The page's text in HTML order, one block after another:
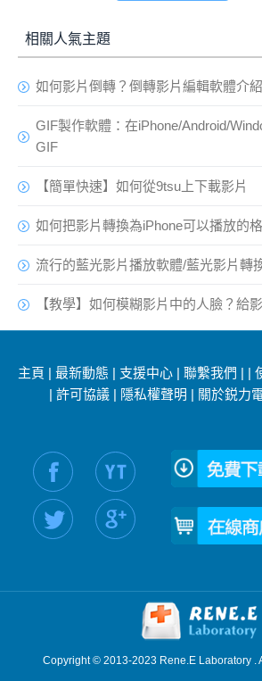
相關人氣主題
如何影片倒轉？倒轉影片編輯軟體介紹
GIF製作軟體：在iPhone/Android/
GIF
【簡單快速】如何從9tsu上下載影片
如何把影片轉換為iPhone可以播放的
流行的藍光影片播放軟體/藍光影片轉
【教學】如何模糊影片中的人臉？給
主頁 |最新動態 | 支援中心 |聯繫我們 | |
| 許可協議| 隱私權聲明 | 關於鋭力
社交媒體信息：
Copyright © 2013-2023 Rene.E Laboratory .